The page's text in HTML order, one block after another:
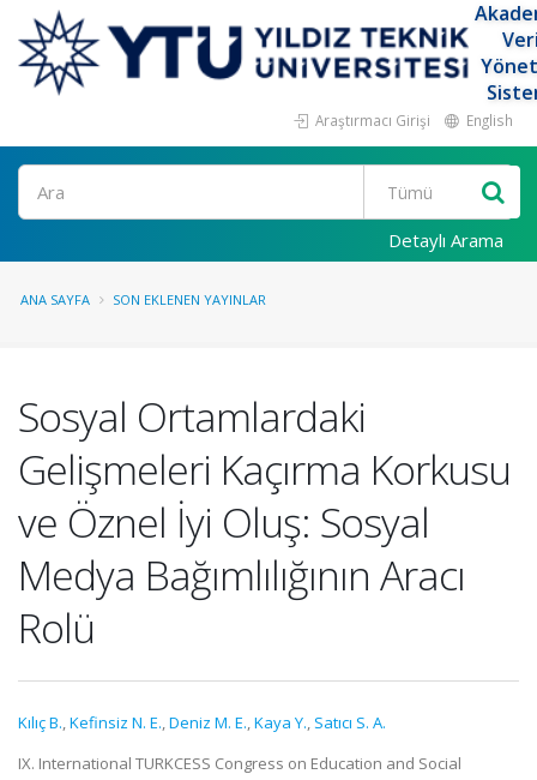
Araştırmacı Girişi English
Ara
Detaylı Arama
ANA SAYFA SON EKLENEN YAYINLAR
Sosyal Ortamlardaki
Gelişmeleri Kaçırma Korkusu
ve Öznel İyi Oluş: Sosyal
Medya Bağımlılığının Aracı
Rolü
Kılıç B.,Kefinsiz N. E.,Deniz M. E.,Kaya Y., Satıcı S. A.
IX. International TURKCESS Congress on Education and Social